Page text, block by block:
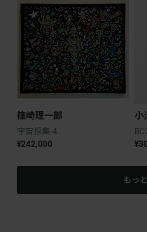
篠崎理一郎
宇宙採集-4
¥242,000
小
もっ